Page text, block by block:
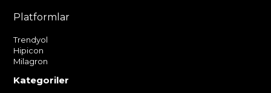
Platformlar
Trendyol
Hipicon
Milagron
Kategoriler